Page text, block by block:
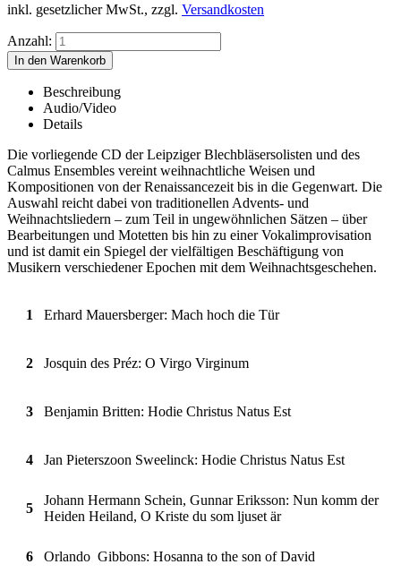
inkl. gesetzlicher MwSt., zzgl. Versandkosten
Anzahl:
Beschreibung
Audio/Video
Details
Die vorliegende CD der Leipziger Blechbläsersolisten und des
Calmus Ensembles vereint weihnachtliche Weisen und
Kompositionen von der Renaissancezeit bis in die Gegenwart. Die
Auswahl reicht dabei von traditionellen Advents- und
Weihnachtsliedern – zum Teil in ungewöhnlichen Sätzen – über
Bearbeitungen und Motetten bis hin zu einer Vokalimprovisation
und ist damit ein Spiegel der vielfältigen Beschäftigung von
Musikern verschiedener Epochen mit dem Weihnachtsgeschehen.
1 Erhard Mauersberger: Mach hoch die Tür
2 Josquin des Préz: O Virgo Virginum
3 Benjamin Britten: Hodie Christus Natus Est
4 Jan Pieterszoon Sweelinck: Hodie Christus Natus Est
5
Johann Hermann Schein, Gunnar Eriksson: Nun komm der
Heiden Heiland, O Kriste du som ljuset är
6 Orlando Gibbons: Hosanna to the son of David